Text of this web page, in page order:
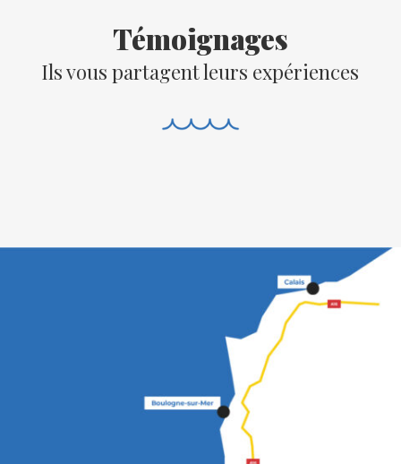
Témoignages
Ils vous partagent leurs expériences